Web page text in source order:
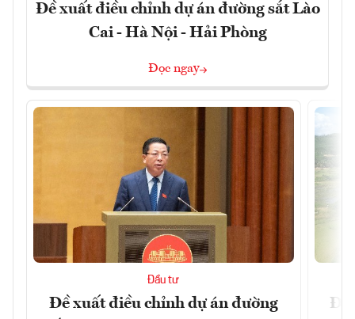
Đề xuất điều chỉnh dự án đường sắt Lào
Cai - Hà Nội - Hải Phòng
Đọc ngay
Đầu tư
Đề xuất điều chỉnh dự án đường